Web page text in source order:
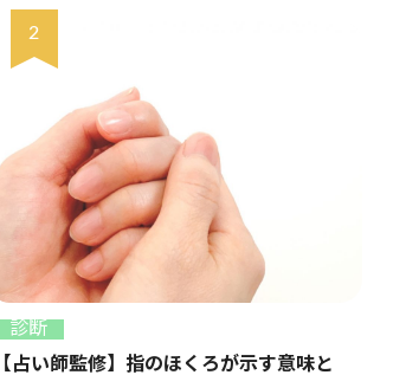
診断
【占い師監修】指のほくろが示す意味と